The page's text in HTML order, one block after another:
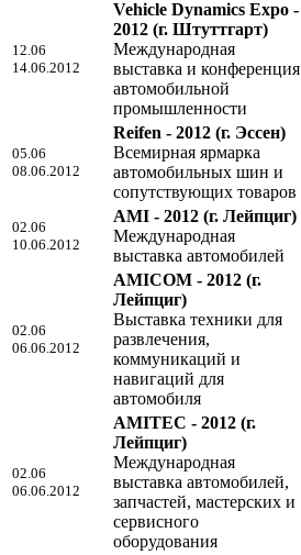
12.06
14.06.2012
Vehicle Dynamics Expo -
2012 (г. Штуттгарт)
Международная
выставка и конференция
автомобильной
промышленности
05.06
08.06.2012
Reifen - 2012 (г. Эссен)
Всемирная ярмарка
автомобильных шин и
сопутствующих товаров
02.06
10.06.2012
AMI - 2012 (г. Лейпциг)
Международная
выставка автомобилей
02.06
06.06.2012
AMICOM - 2012 (г.
Лейпциг)
Выставка техники для
развлечения,
коммуникаций и
навигаций для
автомобиля
02.06
06.06.2012
AMITEC - 2012 (г.
Лейпциг)
Международная
выставка автомобилей,
запчастей, мастерских и
сервисного
оборудования